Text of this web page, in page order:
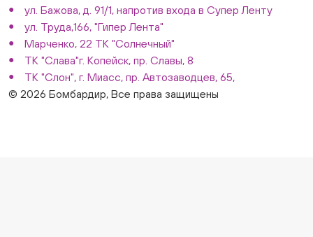
ул. Бажова, д. 91/1, напротив входа в Супер Ленту
ул. Труда,166, "Гипер Лента"
Марченко, 22 ТК "Солнечный"
ТК "Слава"г. Копейск, пр. Славы, 8
ТК "Слон", г. Миасс, пр. Автозаводцев, 65,
© 2026 Бомбардир, Все права защищены